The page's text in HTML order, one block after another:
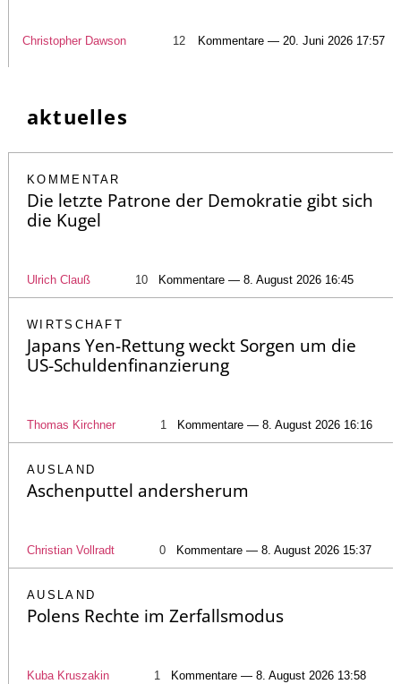
Christopher Dawson 12 Kommentare — 20. Juni 2026 17:57
aktuelles
KOMMENTAR
Die letzte Patrone der Demokratie gibt sich
die Kugel
Ulrich Clauß 10 Kommentare — 8. August 2026 16:45
WIRTSCHAFT
Japans Yen-Rettung weckt Sorgen um die
US-Schuldenfinanzierung
Thomas Kirchner 1 Kommentare — 8. August 2026 16:16
AUSLAND
Aschenputtel andersherum
Christian Vollradt 0 Kommentare — 8. August 2026 15:37
AUSLAND
Polens Rechte im Zerfallsmodus
Kuba Kruszakin 1 Kommentare — 8. August 2026 13:58